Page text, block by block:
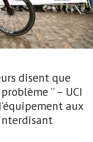
disent que
'' – UCI
aux